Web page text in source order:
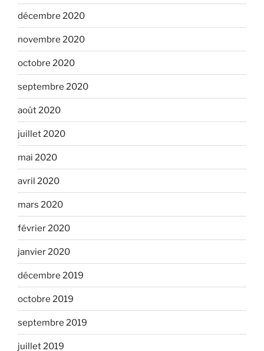
décembre 2020
novembre 2020
octobre 2020
septembre 2020
août 2020
juillet 2020
mai 2020
avril 2020
mars 2020
février 2020
janvier 2020
décembre 2019
octobre 2019
septembre 2019
juillet 2019